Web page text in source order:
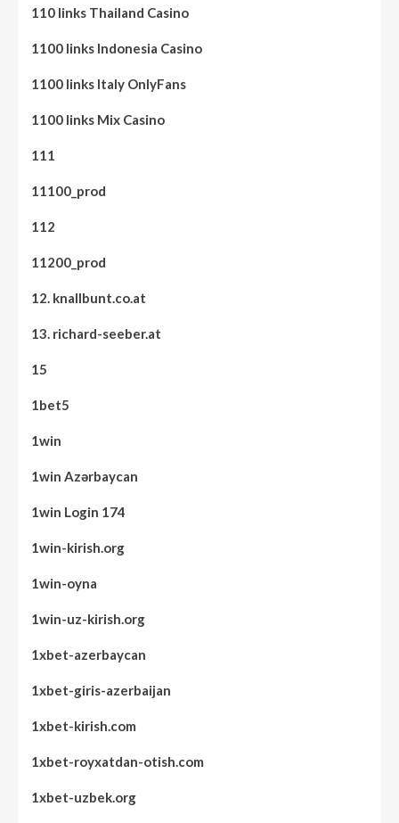
110 links Thailand Casino
1100 links Indonesia Casino
1100 links Italy OnlyFans
1100 links Mix Casino
111
11100_prod
112
11200_prod
12. knallbunt.co.at
13. richard-seeber.at
15
1bet5
1win
1win Azərbaycan
1win Login 174
1win-kirish.org
1win-oyna
1win-uz-kirish.org
1xbet-azerbaycan
1xbet-giris-azerbaijan
1xbet-kirish.com
1xbet-royxatdan-otish.com
1xbet-uzbek.org